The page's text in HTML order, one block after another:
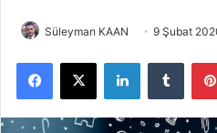
Süleyman KAAN 9 Şubat
Facebook
X LinkedIn